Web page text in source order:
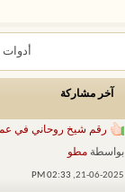
آخر مشاركة
رقم شيخ روحاني في
بواسطة مطو
21-06-2025,
02:33 PM